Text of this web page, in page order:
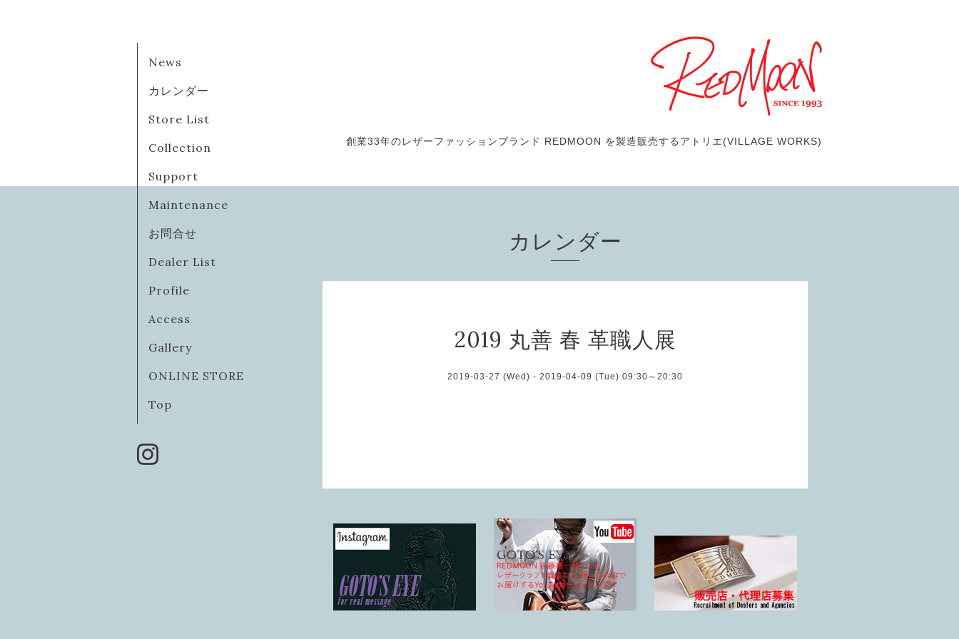
創業33年のレザーファッションブランド REDMOON を製造販売するアトリエ(VILLAGE WORKS)
News
カレンダー
Store List
Collection
Support
Maintenance
お問合せ
Dealer List
Profile
Access
Gallery
ONLINE STORE
Top
カレンダー
2019 丸善 春 革職人展
2019-03-27 (Wed) - 2019-04-09 (Tue) 09:30～20:30